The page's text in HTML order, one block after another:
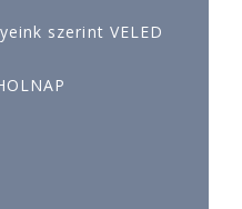
szerint VELED